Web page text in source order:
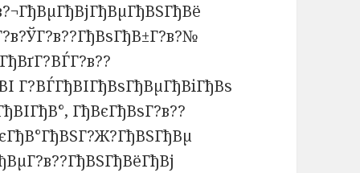
Г?ВЃГђВІГђВѕГђВµГђВіГђВѕ
ГђВєГђВѕГ?в??